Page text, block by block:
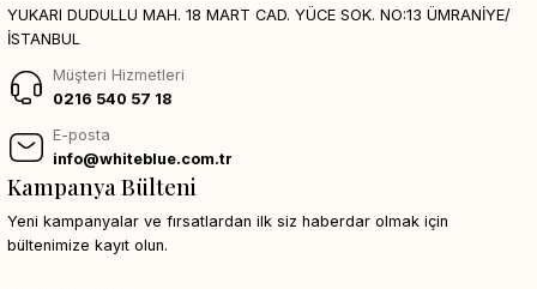
YUKARI DUDULLU MAH. 18 MART CAD. YÜCE SOK. NO:13 ÜMRANİYE/
İSTANBUL
Müşteri Hizmetleri
0216 540 57 18
E-posta
info@whiteblue.com.tr
Kampanya Bülteni
Yeni kampanyalar ve fırsatlardan ilk siz haberdar olmak için
bültenimize kayıt olun.